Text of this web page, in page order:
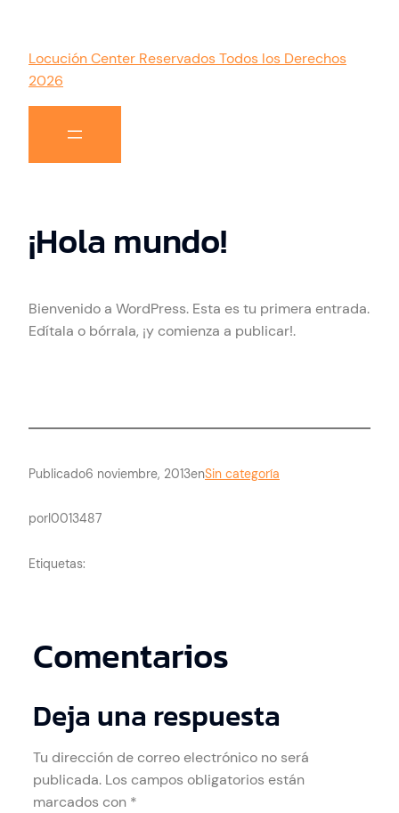
Locución Center Reservados Todos los Derechos
2026
¡Hola mundo!
Bienvenido a WordPress. Esta es tu primera entrada.
Edítala o bórrala, ¡y comienza a publicar!.
Publicado6 noviembre, 2013enSin categoría
porl0013487
Etiquetas:
Comentarios
Deja una respuesta
Tu dirección de correo electrónico no será
publicada. Los campos obligatorios están
marcados con *